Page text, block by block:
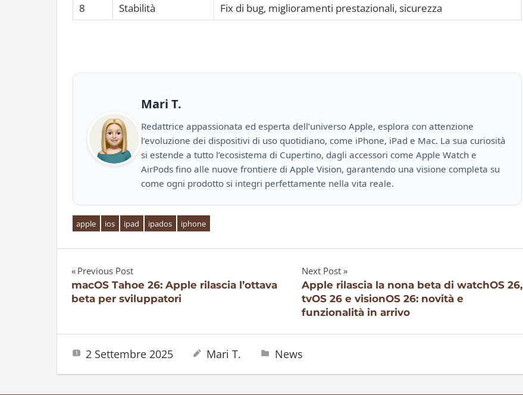
8
Stabilità Fix di bug, miglioramenti prestazionali, sicurezza
Mari T.
Redattrice appassionata ed esperta dell’universo Apple, esplora con attenzione
l’evoluzione dei dispositivi di uso quotidiano, come iPhone, iPad e Mac. La sua curiosità
si estende a tutto l’ecosistema di Cupertino, dagli accessori come Apple Watch e
AirPods fino alle nuove frontiere di Apple Vision, garantendo una visione completa su
come ogni prodotto si integri perfettamente nella vita reale.
apple ios ipad ipados iphone
Navigazione
articoli
Previous Post
macOS Tahoe 26: Apple rilascia l’ottava
beta per sviluppatori
Next Post
Apple rilascia la nona beta di watchOS 26,
tvOS 26 e visionOS 26: novità e
funzionalità in arrivo
2 Settembre 2025 Mari T. News